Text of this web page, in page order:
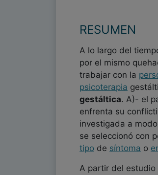
RESUMEN
A lo largo del
por el mismo
trabajar con la
psicoterapia
gestáltica. A)- el
enfrenta su
investigada a
se seleccionó con
tipo de síntoma o
A partir del estudio